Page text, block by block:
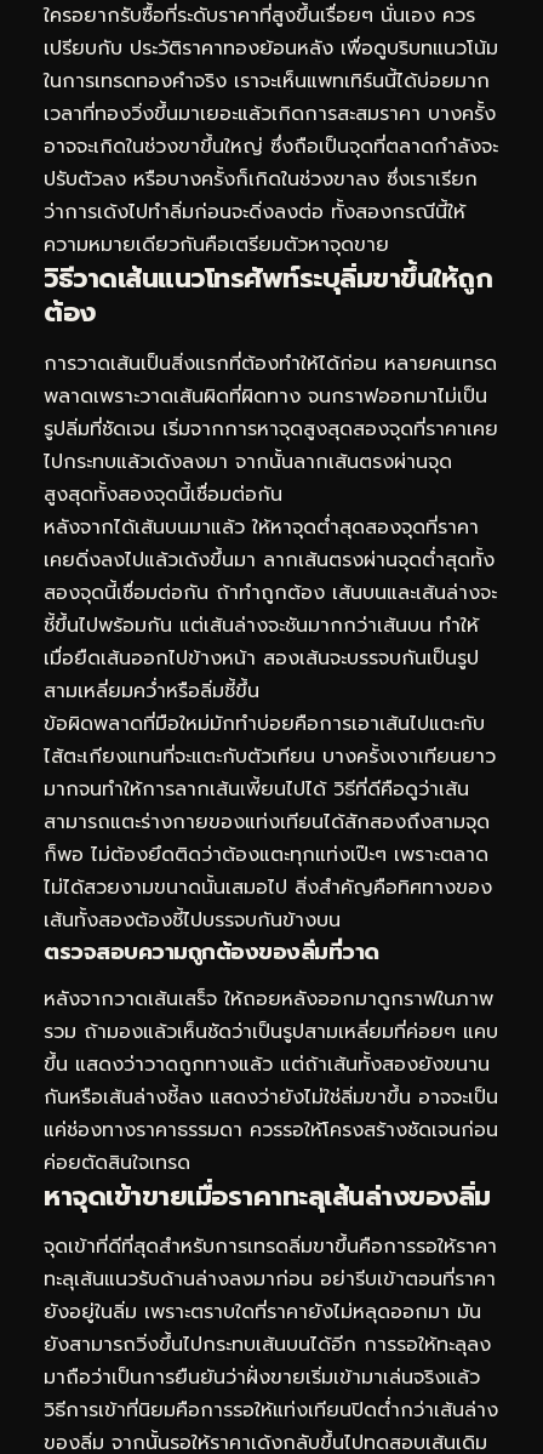
ใครอยากรับซื้อที่ระดับราคาที่สูงขึ้นเรื่อยๆ นั่นเอง ควร
เปรียบกับ ประวัติราคาทองย้อนหลัง เพื่อดูบริบทแนวโน้ม
ในการเทรดทองคำจริง เราจะเห็นแพทเทิร์นนี้ได้บ่อยมาก
เวลาที่ทองวิ่งขึ้นมาเยอะแล้วเกิดการสะสมราคา บางครั้ง
อาจจะเกิดในช่วงขาขึ้นใหญ่ ซึ่งถือเป็นจุดที่ตลาดกำลังจะ
ปรับตัวลง หรือบางครั้งก็เกิดในช่วงขาลง ซึ่งเราเรียก
ว่าการเด้งไปทำลิ่มก่อนจะดิ่งลงต่อ ทั้งสองกรณีนี้ให้
ความหมายเดียวกันคือเตรียมตัวหาจุดขาย
วิธีวาดเส้นแนวโทรศัพท์ระบุลิ่มขาขึ้นให้ถูก
ต้อง
การวาดเส้นเป็นสิ่งแรกที่ต้องทำให้ได้ก่อน หลายคนเทรด
พลาดเพราะวาดเส้นผิดที่ผิดทาง จนกราฟออกมาไม่เป็น
รูปลิ่มที่ชัดเจน เริ่มจากการหาจุดสูงสุดสองจุดที่ราคาเคย
ไปกระทบแล้วเด้งลงมา จากนั้นลากเส้นตรงผ่านจุด
สูงสุดทั้งสองจุดนี้เชื่อมต่อกัน
หลังจากได้เส้นบนมาแล้ว ให้หาจุดต่ำสุดสองจุดที่ราคา
เคยดิ่งลงไปแล้วเด้งขึ้นมา ลากเส้นตรงผ่านจุดต่ำสุดทั้ง
สองจุดนี้เชื่อมต่อกัน ถ้าทำถูกต้อง เส้นบนและเส้นล่างจะ
ชี้ขึ้นไปพร้อมกัน แต่เส้นล่างจะชันมากกว่าเส้นบน ทำให้
เมื่อยืดเส้นออกไปข้างหน้า สองเส้นจะบรรจบกันเป็นรูป
สามเหลี่ยมคว่ำหรือลิ่มชี้ขึ้น
ข้อผิดพลาดที่มือใหม่มักทำบ่อยคือการเอาเส้นไปแตะกับ
ไส้ตะเกียงแทนที่จะแตะกับตัวเทียน บางครั้งเงาเทียนยาว
มากจนทำให้การลากเส้นเพี้ยนไปได้ วิธีที่ดีคือดูว่าเส้น
สามารถแตะร่างกายของแท่งเทียนได้สักสองถึงสามจุด
ก็พอ ไม่ต้องยึดติดว่าต้องแตะทุกแท่งเป๊ะๆ เพราะตลาด
ไม่ได้สวยงามขนาดนั้นเสมอไป สิ่งสำคัญคือทิศทางของ
เส้นทั้งสองต้องชี้ไปบรรจบกันข้างบน
ตรวจสอบความถูกต้องของลิ่มที่วาด
หลังจากวาดเส้นเสร็จ ให้ถอยหลังออกมาดูกราฟในภาพ
รวม ถ้ามองแล้วเห็นชัดว่าเป็นรูปสามเหลี่ยมที่ค่อยๆ แคบ
ขึ้น แสดงว่าวาดถูกทางแล้ว แต่ถ้าเส้นทั้งสองยังขนาน
กันหรือเส้นล่างชี้ลง แสดงว่ายังไม่ใช่ลิ่มขาขึ้น อาจจะเป็น
แค่ช่องทางราคาธรรมดา ควรรอให้โครงสร้างชัดเจนก่อน
ค่อยตัดสินใจเทรด
หาจุดเข้าขายเมื่อราคาทะลุเส้นล่างของลิ่ม
จุดเข้าที่ดีที่สุดสำหรับการเทรดลิ่มขาขึ้นคือการรอให้ราคา
ทะลุเส้นแนวรับด้านล่างลงมาก่อน อย่ารีบเข้าตอนที่ราคา
ยังอยู่ในลิ่ม เพราะตราบใดที่ราคายังไม่หลุดออกมา มัน
ยังสามารถวิ่งขึ้นไปกระทบเส้นบนได้อีก การรอให้ทะลุลง
มาถือว่าเป็นการยืนยันว่าฝั่งขายเริ่มเข้ามาเล่นจริงแล้ว
วิธีการเข้าที่นิยมคือการรอให้แท่งเทียนปิดต่ำกว่าเส้นล่าง
ของลิ่ม จากนั้นรอให้ราคาเด้งกลับขึ้นไปทดสอบเส้นเดิม